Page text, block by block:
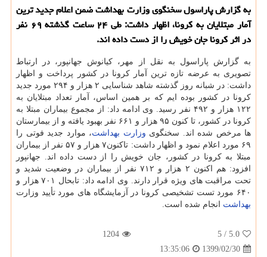
به گزارش پاراسول سخنگوی وزارت بهداشت ضمن اعلام جدید ترین
آمار مبتلایان به كرونا، اظهار داشت: طی ۲۴ ساعت گذشته ۶۹ نفر
در اثر كرونا جان خویش را از دست داده اند.
به گزارش پاراسول به نقل از مهر، کیانوش جهانپور، در ارتباط
تصویری به عرضه تازه ترین آمار کرونا در کشور پرداخت و اظهار
داشت: در شبانه روز گذشته شاهد شناسایی ۲ هزار و ۲۹۴ مورد جدید
کرونا در کشور بوده ایم که بر همین اساس، آمار تعداد مبتلایان به
۱۲۲ هزار و ۴۹۲ نفر رسید. وی ادامه داد: از مجموع بیماران مبتلا به
کرونا در کشور، تا کنون ۹۵ هزار و ۶۶۱ نفر بهبود یافته و از بیمارستان
ها مرخص شده اند. سخنگوی وزارت بهداشت، موارد جدید فوتی را
۶۹ مورد اعلام نمود و اظهار داشت: تاکنون۷ هزار و ۵۷ نفر از بیماران
مبتلا به کرونا در کشور، جان خویش را از دست داده اند. جهانپور
افزود: هم اکنون ۲ هزار و ۷۱۲ نفر از بیماران در وضعیت شدید و
تحت مراقبت های ویژه قرار دارند. وی ادامه داد: تابحال ۷۰۱ هزار و
۶۴۰ مورد تست تشخیصی کرونا در آزمایشگاه های مورد تأیید وزارت
بهداشت انجام شده است.
5.0
/ 5
1204
1399/02/30
13:35:06